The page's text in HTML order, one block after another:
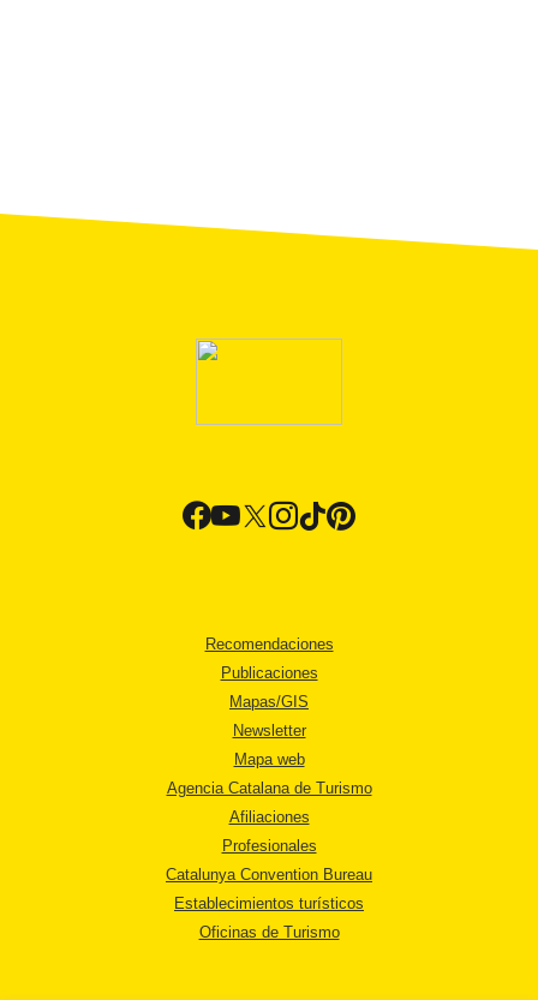
Recomendaciones
Publicaciones
Mapas/GIS
Newsletter
Mapa web
Agencia Catalana de Turismo
Afiliaciones
Profesionales
Catalunya Convention Bureau
Establecimientos turísticos
Oficinas de Turismo